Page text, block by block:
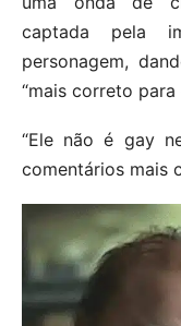
captada pela
personagem,
“mais correto para
“Ele não é gay
comentários mais